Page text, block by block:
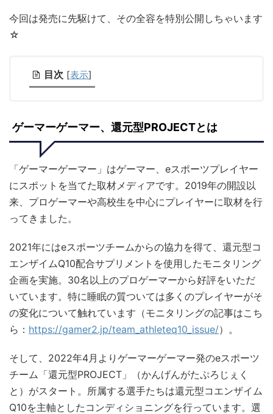
今回は発売に先駆けて、その全容を特別公開しちゃいます
☆
目次 [表示]
ゲーマーゲーマー、還元型PROJECTとは
「ゲーマーゲーマー」はゲーマー、eスポーツプレイヤー
にスポットを当てた取材メディアです。2019年の開設以
来、プロゲーマーや高校生を中心にプレイヤーに取材を行
ってきました。
2021年にはeスポーツチームからの協力を得て、還元型コ
エンザイムQ10配合サプリメントを使用したモニタリング
企画を実施。30名以上のプロゲーマーから好評をいただ
いています。特に睡眠の質ついては多くのプレイヤーがそ
の変化について触れています（モニタリングの記事はこち
ら： https://gamer2.jp/team_athleteq10_issue/）。
そして、2022年4月よりゲーマーゲーマー発のeスポーツ
チーム「還元型PROJECT」（かんげんがたぷろじぇく
と）がスタート。所属する選手たちは還元型コエンザイム
Q10を主軸としたコンディショニングを行っています。選